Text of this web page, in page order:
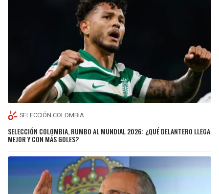
SELECCIÓN COLOMBIA
SELECCIÓN COLOMBIA, RUMBO AL MUNDIAL 2026: ¿QUÉ DELANTERO LLEGA
MEJOR Y CON MÁS GOLES?